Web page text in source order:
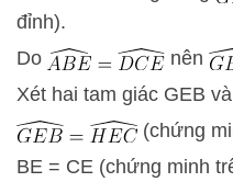
đỉnh).
Do
nên
Xét hai tam giác GEB
(chứng
BE = CE (chứng minh